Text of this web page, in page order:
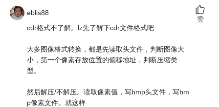
eblis88
cdr格式不了解。lz先了解下cdr文件格式吧
大多图像格式转换，都是先读取头文件，判断图像大
小，第一个像素存放位置的偏移地址，判断压缩类
型。
然后解压/不解压。读取像素值，写bmp头文件，写bm
p像素文件。就这样
赞